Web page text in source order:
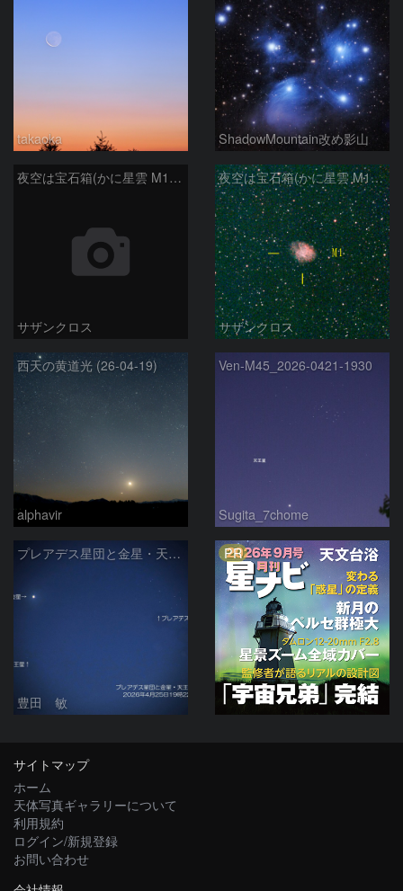
takaoka ShadowMountain改め影山
夜空は宝石箱(かに星雲 M1) Seestar50
サザンクロス
夜空は宝石箱(かに星雲 M1) Seestar50
サザンクロス
西天の黄道光 (26-04-19)
alphavir
Ven-M45_2026-0421-1930
Sugita_7chome
プレアデス星団と金星・天王星の接近 2026/4/25
豊田 敏
PR
サイトマップ
ホーム
天体写真ギャラリーについて
利用規約
ログイン/新規登録
お問い合わせ